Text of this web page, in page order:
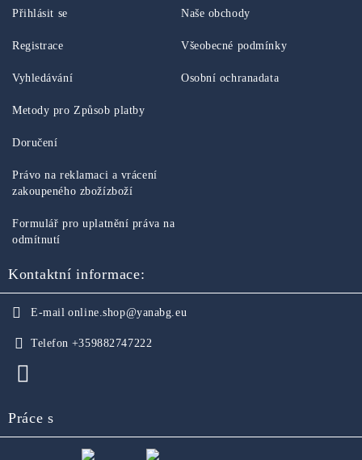
Přihlásit se
Registrace
Vyhledávání
Naše obchody
Všeobecné podmínky
Osobní ochranadata
Metody pro Způsob platby
Doručení
Právo na reklamaci a vrácení
zakoupeného zbožízboží
Formulář pro uplatnění práva na
odmítnutí
Kontaktní informace:
E-mail online.shop@yanabg.eu
Telefon +359882747222
Práce s